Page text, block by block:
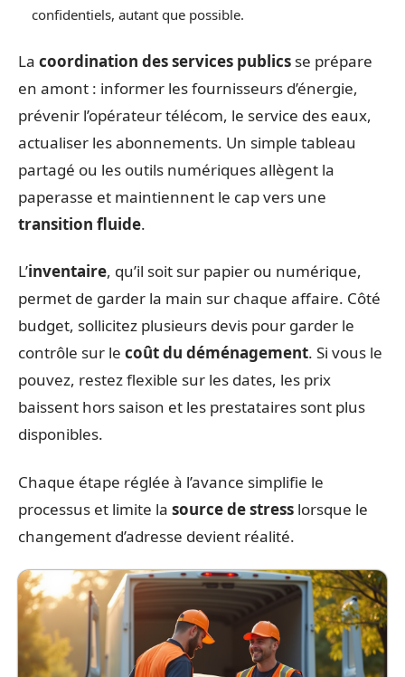
confidentiels, autant que possible.
La coordination des services publics se prépare
en amont : informer les fournisseurs d’énergie,
prévenir l’opérateur télécom, le service des eaux,
actualiser les abonnements. Un simple tableau
partagé ou les outils numériques allègent la
paperasse et maintiennent le cap vers une
transition fluide.
L’inventaire, qu’il soit sur papier ou numérique,
permet de garder la main sur chaque affaire. Côté
budget, sollicitez plusieurs devis pour garder le
contrôle sur le coût du déménagement. Si vous le
pouvez, restez flexible sur les dates, les prix
baissent hors saison et les prestataires sont plus
disponibles.
Chaque étape réglée à l’avance simplifie le
processus et limite la source de stress lorsque le
changement d’adresse devient réalité.